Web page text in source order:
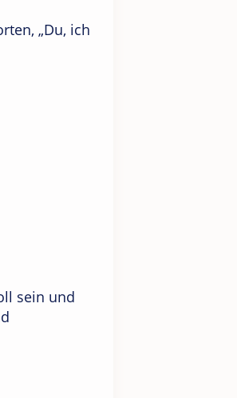
„Du, ich
sein und